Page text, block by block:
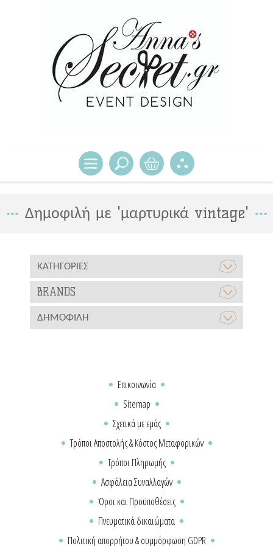
Δημοφιλή με 'μαρτυρικά vintage'
ΚΑΤΗΓΟΡΊΕΣ
BRANDS
ΔΗΜΟΦΙΛΉ
Επικοινωνία
Sitemap
Σχετικά με εμάς
Τρόποι Αποστολής & Κόστος Μεταφορικών
Τρόποι Πληρωμής
Ασφάλεια Συναλλαγών
Όροι και Προϋποθέσεις
Πνευματικά δικαιώματα
Πολιτική απορρήτου & συμμόρφωση GDPR